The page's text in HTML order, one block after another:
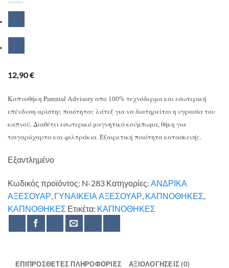
12,90€
Καπνοθήκη Parental Advisory απο 100% τεχνόδερμα και εσωτερική
επένδυση αρίστης ποιότητας λάτεξ για να διατηρείται η υγρασία του
καπνού. Διαθέτει εσωτερικό μαγνητικό κούμπωμα, θήκη για
τσιγαρόχαρτα και φιλτράκια. Εξαιρετική ποιότητα κατασκευής.
Εξαντλημένο
Κωδικός προϊόντος: N-283 Κατηγορίες: ΑΝΔΡΙΚΑ
ΑΞΕΣΟΥΑΡ, ΓΥΝΑΙΚΕΙΑ ΑΞΕΣΟΥΑΡ, ΚΑΠΝΟΘΗΚΕΣ,
ΚΑΠΝΟΘΗΚΕΣ Ετικέτα: ΚΑΠΝΟΘΗΚΕΣ
ΕΠΙΠΡΌΣΘΕΤΕΣ ΠΛΗΡΟΦΟΡΊΕΣ ΑΞΙΟΛΟΓΉΣΕΙΣ (0)